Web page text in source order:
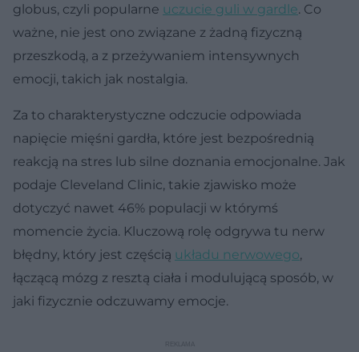
globus, czyli popularne uczucie guli w gardle. Co
ważne, nie jest ono związane z żadną fizyczną
przeszkodą, a z przeżywaniem intensywnych
emocji, takich jak nostalgia.
Za to charakterystyczne odczucie odpowiada
napięcie mięśni gardła, które jest bezpośrednią
reakcją na stres lub silne doznania emocjonalne. Jak
podaje Cleveland Clinic, takie zjawisko może
dotyczyć nawet 46% populacji w którymś
momencie życia. Kluczową rolę odgrywa tu nerw
błędny, który jest częścią układu nerwowego,
łączącą mózg z resztą ciała i modulującą sposób, w
jaki fizycznie odczuwamy emocje.